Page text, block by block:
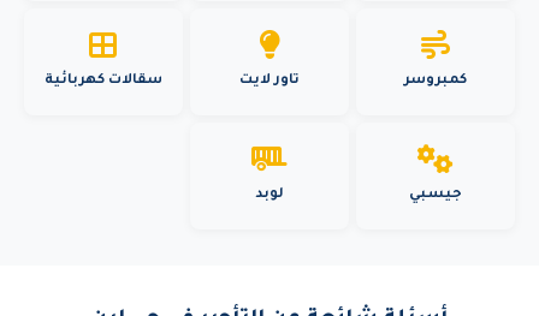
كمبروسر تاور لايت سقالات كهربائية
جيسبي لوبد